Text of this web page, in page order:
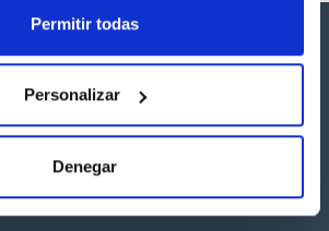
Permitir todas
Personalizar
Denegar
Síguenos: